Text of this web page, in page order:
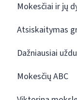
Mokesčiai ir jų
Atsiskaitymas
Dažniausiai
Mokesčių ABC